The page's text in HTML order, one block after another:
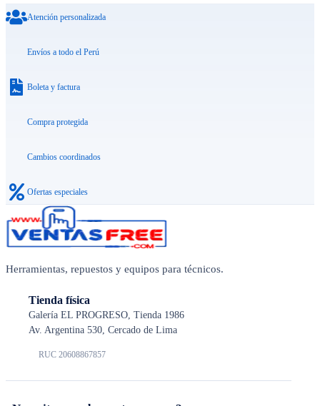
Atención personalizada
Envíos a todo el Perú
Boleta y factura
Compra protegida
Cambios coordinados
Ofertas especiales
Herramientas, repuestos y equipos para técnicos.
Tienda física
Galería EL PROGRESO, Tienda 1986
Av. Argentina 530, Cercado de Lima
RUC 20608867857